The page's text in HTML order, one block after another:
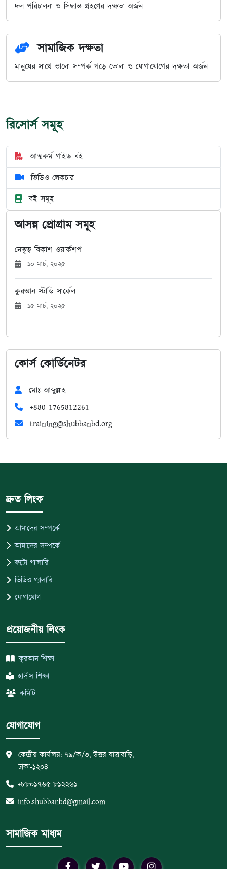
দল পরিচালনা ও সিদ্ধান্ত গ্রহণের দক্ষতা অর্জন
সামাজিক দক্ষতা
মানুষের সাথে ভালো সম্পর্ক গড়ে তোলা ও যোগাযোগের দক্ষতা অর্জন
রিসোর্স সমূহ
আত্মকর্ম গাইড বই
ভিডিও লেকচার
বই সমূহ
আসন্ন প্রোগ্রাম সমূহ
নেতৃত্ব বিকাশ ওয়ার্কশপ
১০ মার্চ, ২০২৫
কুরআন স্টাডি সার্কেল
১৫ মার্চ, ২০২৫
কোর্স কোর্ডিনেটর
মোঃ আব্দুল্লাহ
+880 1765812261
training@shubbanbd.org
দ্রুত লিংক
আমাদের সম্পর্কে
আমাদের সম্পর্কে
ফটো গ্যালারি
ভিডিও গ্যালারি
যোগাযোগ
প্রয়োজনীয় লিংক
কুরআন শিক্ষা
হাদীস শিক্ষা
কমিটি
যোগাযোগ
কেন্দ্রীয় কার্যালয়: ৭৯/ক/৩, উত্তর যাত্রাবাড়ি,
ঢাকা-১২০৪
+৮৮০১৭৬৫-৮১২২৬১
info.shubbanbd@gmail.com
সামাজিক মাধ্যম